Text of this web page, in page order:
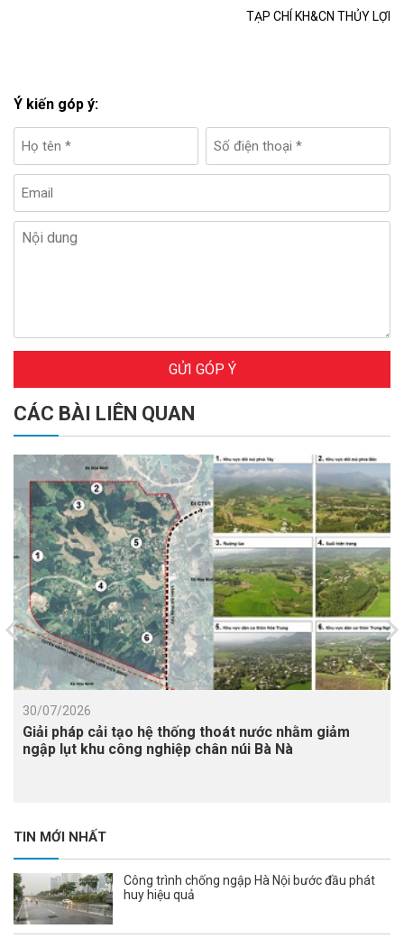
TẠP CHÍ KH&CN THỦY LỢI
Ý kiến góp ý:
GỬI GÓP Ý
CÁC BÀI LIÊN QUAN
30/07/2026
Giải pháp cải tạo hệ thống thoát nước nhằm giảm
ngập lụt khu công nghiệp chân núi Bà Nà
TIN MỚI NHẤT
Công trình chống ngập Hà Nội bước đầu phát
huy hiệu quả